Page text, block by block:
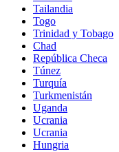
Tailandia
Togo
Trinidad y Tobago
Chad
República Checa
Túnez
Turquía
Turkmenistán
Uganda
Ucrania
Ucrania
Hungria